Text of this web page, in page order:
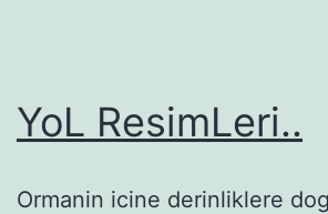
YoL ResimLeri..
Ormanin icine derinliklere